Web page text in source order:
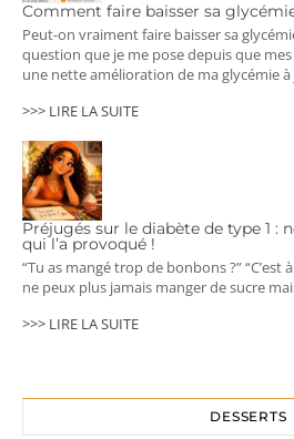
Comment faire baisser sa
Peut-on vraiment faire baisser sa
question que je me pose depuis que
une nette amélioration de ma glycémie à
>>> LIRE LA SUITE
Préjugés sur le diabète de type 1 :
qui l’a provoqué !
“Tu as mangé trop de bonbons ?” “C’est
ne peux plus jamais manger de sucre
>>> LIRE LA SUITE
DESSERTS